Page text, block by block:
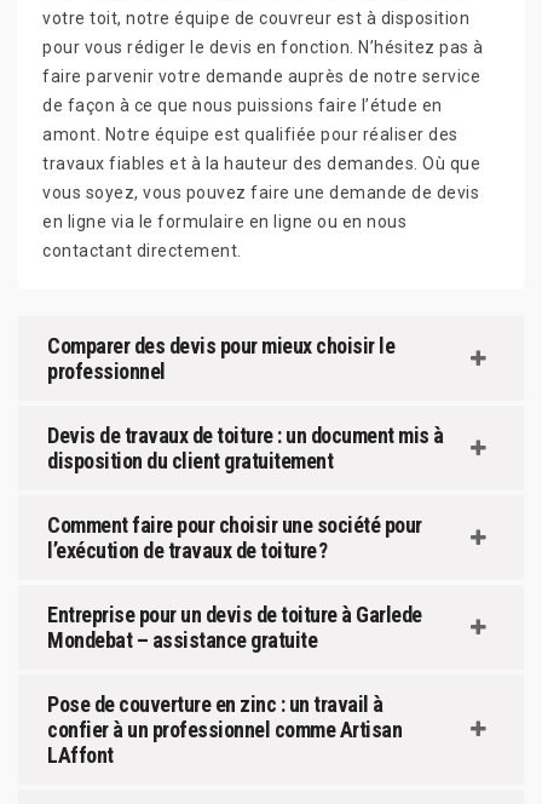
votre toit, notre équipe de couvreur est à disposition
pour vous rédiger le devis en fonction. N’hésitez pas à
faire parvenir votre demande auprès de notre service
de façon à ce que nous puissions faire l’étude en
amont. Notre équipe est qualifiée pour réaliser des
travaux fiables et à la hauteur des demandes. Où que
vous soyez, vous pouvez faire une demande de devis
en ligne via le formulaire en ligne ou en nous
contactant directement.
Comparer des devis pour mieux choisir le
professionnel
Devis de travaux de toiture : un document mis à
disposition du client gratuitement
Comment faire pour choisir une société pour
l’exécution de travaux de toiture ?
Entreprise pour un devis de toiture à Garlede
Mondebat – assistance gratuite
Pose de couverture en zinc : un travail à
confier à un professionnel comme Artisan
LAffont